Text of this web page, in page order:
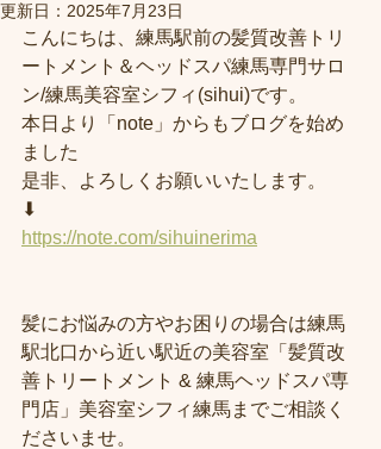
更新日： 2025年7月23日
こんにちは、練馬駅前の髪質改善トリ
ートメント＆ヘッドスパ練馬専門サロ
ン/練馬美容室シフィ(sihui)です。
本日より「note」からもブログを始め
ました
是非、よろしくお願いいたします。
⬇︎
https://note.com/sihuinerima
髪にお悩みの方やお困りの場合は練馬
駅北口から近い駅近の美容室「髪質改
善トリートメント & 練馬ヘッドスパ専
門店」美容室シフィ練馬までご相談く
ださいませ。